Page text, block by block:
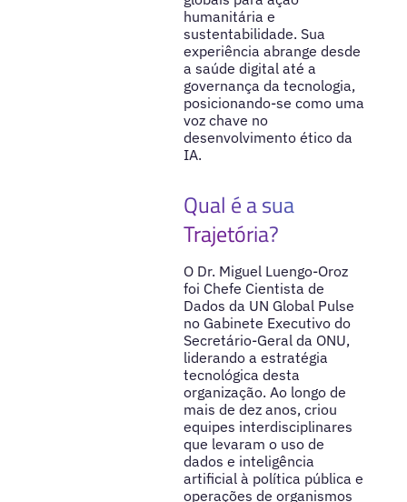
humanitária e
sustentabilidade. Sua
experiência abrange desde
a saúde digital até a
governança da tecnologia,
posicionando-se como uma
voz chave no
desenvolvimento ético da
IA.
Qual é a sua
Trajetória?
O Dr. Miguel Luengo-Oroz
foi Chefe Cientista de
Dados da UN Global Pulse
no Gabinete Executivo do
Secretário-Geral da ONU,
liderando a estratégia
tecnológica desta
organização. Ao longo de
mais de dez anos, criou
equipes interdisciplinares
que levaram o uso de
dados e inteligência
artificial à política pública e
operações de organismos